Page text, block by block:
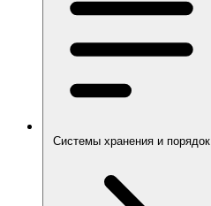
Системы хранения и порядок